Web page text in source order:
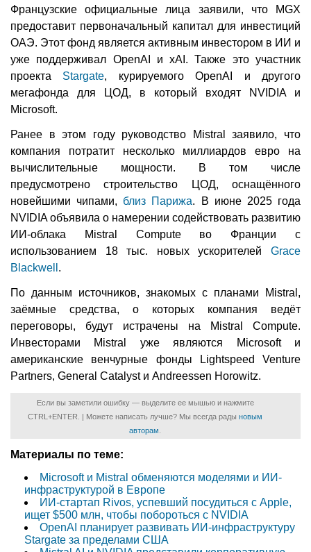
Французские официальные лица заявили, что MGX
предоставит первоначальный капитал для инвестиций
ОАЭ. Этот фонд является активным инвестором в ИИ и
уже поддерживал OpenAI и xAI. Также это участник
проекта Stargate, курируемого OpenAI и другого
мегафонда для ЦОД, в который входят NVIDIA и
Microsoft.
Ранее в этом году руководство Mistral заявило, что
компания потратит несколько миллиардов евро на
вычислительные мощности. В том числе
предусмотрено строительство ЦОД, оснащённого
новейшими чипами, близ Парижа. В июне 2025 года
NVIDIA объявила о намерении содействовать развитию
ИИ-облака Mistral Compute во Франции с
использованием 18 тыс. новых ускорителей Grace
Blackwell .
По данным источников, знакомых с планами Mistral,
заёмные средства, о которых компания ведёт
переговоры, будут истрачены на Mistral Compute.
Инвесторами Mistral уже являются Microsoft и
американские венчурные фонды Lightspeed Venture
Partners, General Catalyst и Andreessen Horowitz.
Если вы заметили ошибку — выделите ее мышью и нажмите
CTRL+ENTER. | Можете написать лучше? Мы всегда рады новым
авторам
Материалы по теме:
Microsoft и Mistral обменяются моделями и ИИ-
инфраструктурой в Европе
ИИ-стартап Rivos, успевший посудиться с Apple,
ищет $500 млн, чтобы побороться с NVIDIA
OpenAI планирует развивать ИИ-инфраструктуру
Stargate за пределами США